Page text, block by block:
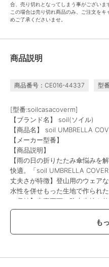
合、売り切れとなってしまう事がございま
この場合は売り切れ商品のみ、ご注文を
めご了承くださいませ。
商品説明
商品番号：CE016-44337 型
[型番:soilcasacoverm]
【ブランド名】 soil(ソイル)
【商品名】 soil UMBRELLA
【メーカー型番】
【商品説明】
【雨の日の折りたたみ傘悩みを
快適。「soil UMBRELLA
丈夫さが特徴】登山用のウェア
水性を併せもった生地で作られ
と収納】表裏両面に防水生地を
乗る際も周りを濡らす心配が不
にアクリルコーティング防水加
です。【汚したくない車内でも